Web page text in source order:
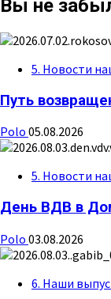
Вы не
5. Новости
Путь
Polo 05.08.2026
5. Новости
День ВДВ в
Polo 03.08.2026
6. Наши